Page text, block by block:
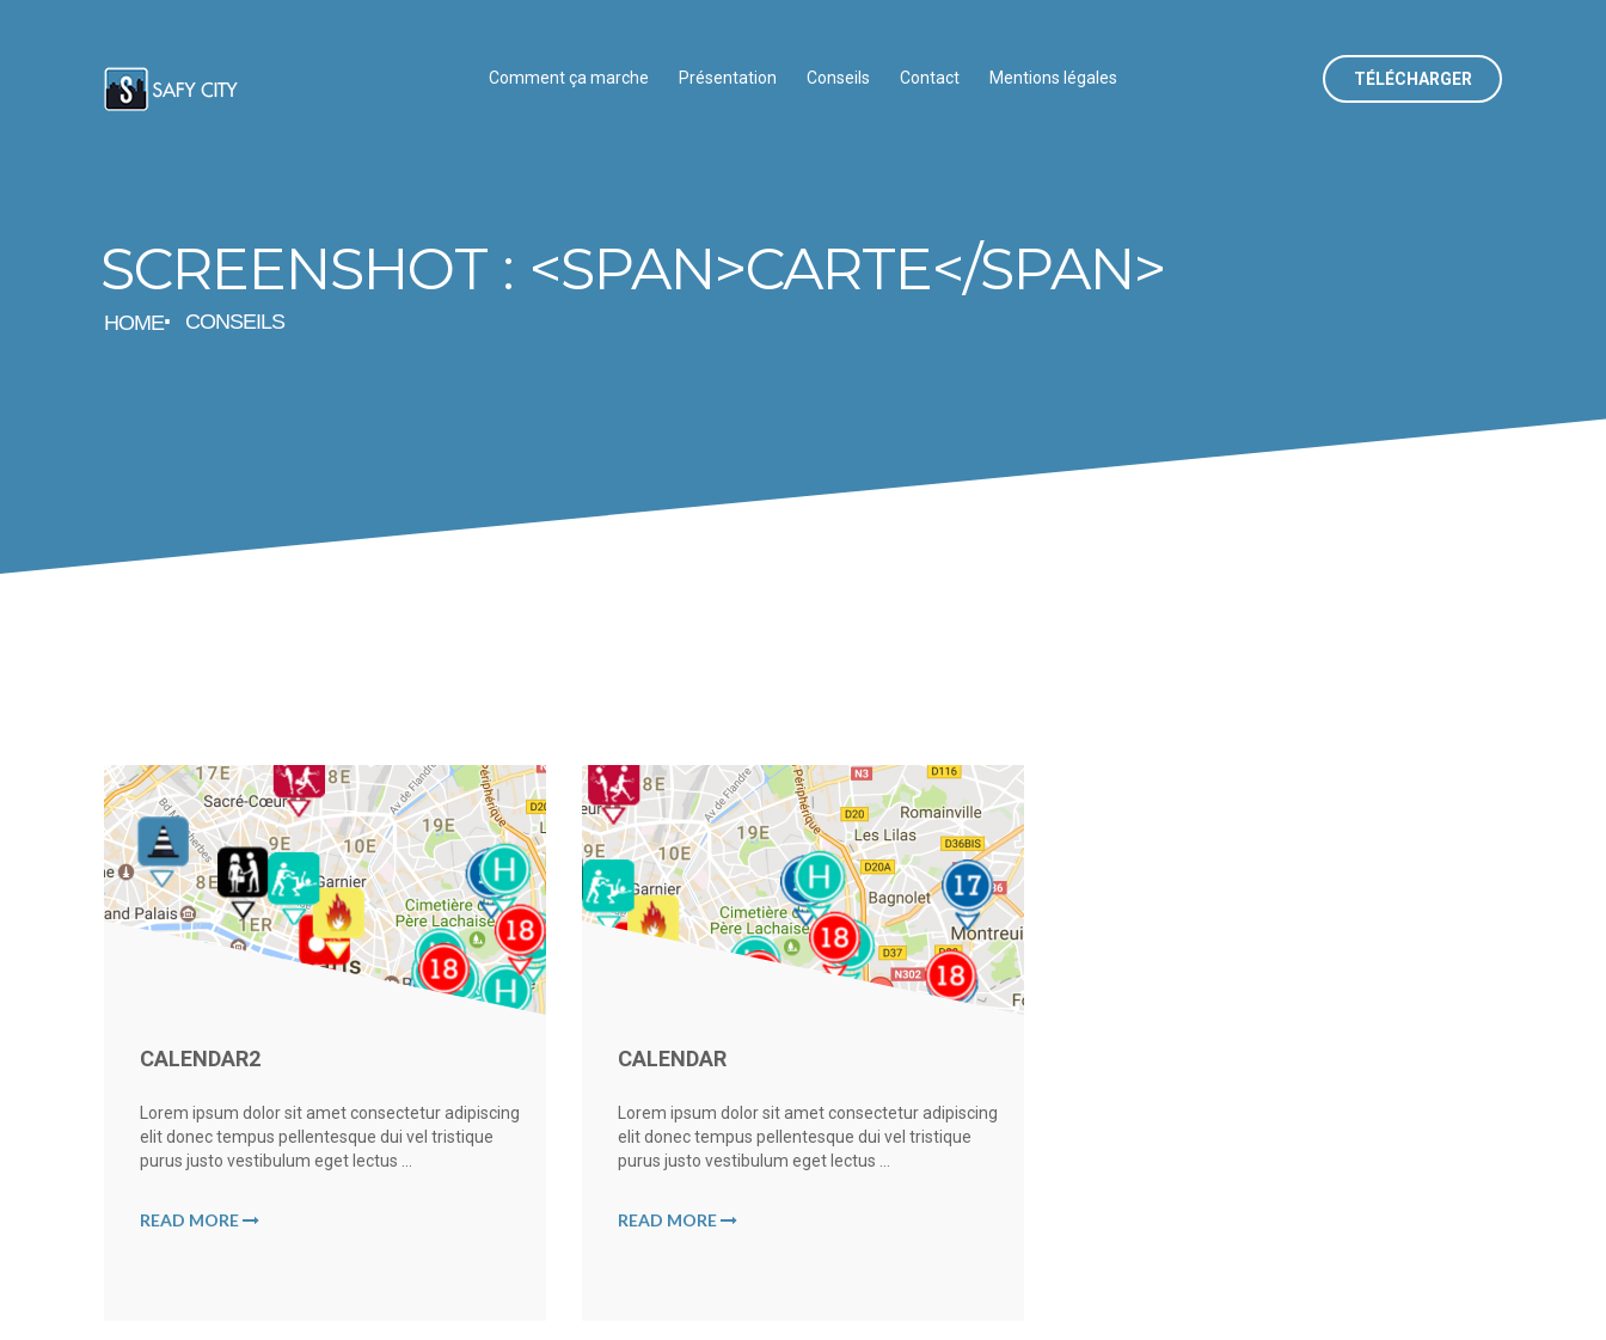
TÉLÉCHARGER
Comment ça marche Présentation Conseils Contact Mentions légales
SCREENSHOT : <SPAN>CARTE</SPAN>
HOME CONSEILS
CALENDAR2
Lorem ipsum dolor sit amet consectetur adipiscing
elit donec tempus pellentesque dui vel tristique
purus justo vestibulum eget lectus ...
READ MORE
CALENDAR
Lorem ipsum dolor sit amet consectetur adipiscing
elit donec tempus pellentesque dui vel tristique
purus justo vestibulum eget lectus ...
READ MORE